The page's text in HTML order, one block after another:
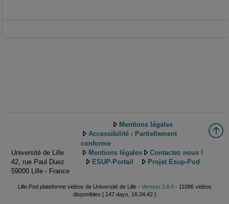
Université de Lille
42, rue Paul Duez
59000 Lille - France
Mentions légales
Accessibilité : Partiellement
conforme
Mentions légales
Contactez nous !
ESUP-Portail
Projet Esup-Pod
Lille.Pod plateforme vidéos de Université de Lille - Version 3.8.4- 11086 vidéos
disponibles [ 147 days, 16:34:42 ]